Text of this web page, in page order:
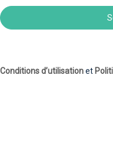
Conditions d’utilisationet